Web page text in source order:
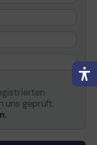
uns geprüft.